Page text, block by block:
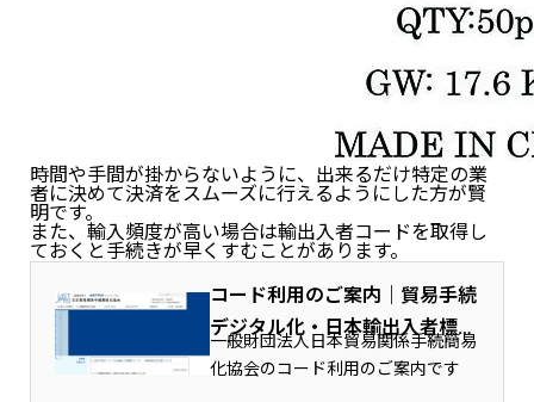
時間や手間が掛からないように、出来るだけ特定の業
者に決めて決済をスムーズに行えるようにした方が賢
明です。
また、輸入頻度が高い場合は輸出入者コードを取得し
ておくと手続きが早くすむことがあります。
コード利用のご案内｜貿易手続
デジタル化・日本輸出入者標準
コード
一般財団法人日本貿易関係手続簡易
化協会のコード利用のご案内です